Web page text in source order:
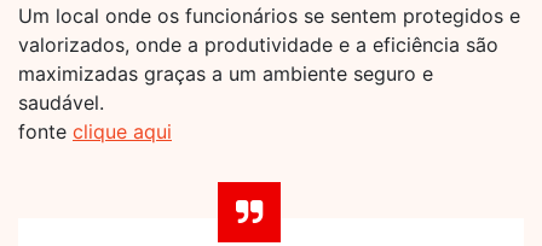
Um local onde os funcionários se sentem protegidos e
valorizados, onde a produtividade e a eficiência são
maximizadas graças a um ambiente seguro e
saudável.
fonte clique aqui